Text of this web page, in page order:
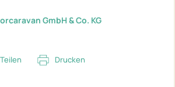
GmbH & Co. KG
Teilen Drucken